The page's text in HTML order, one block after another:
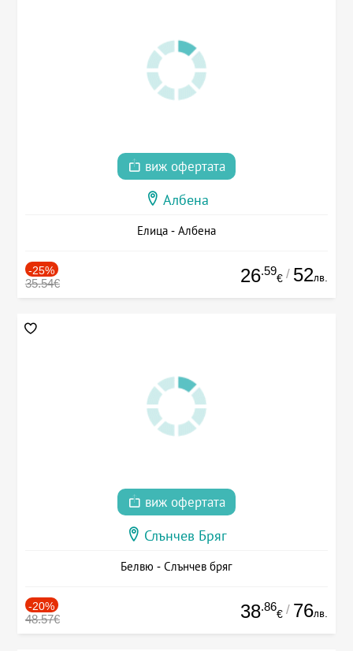
виж офертата
Албена
Елица - Албена
-25%
35.54€ 26.59
€ / 52лв.
виж офертата
Слънчев Бряг
Белвю - Слънчев бряг
-20%
48.57€ 38.86
€ / 76лв.